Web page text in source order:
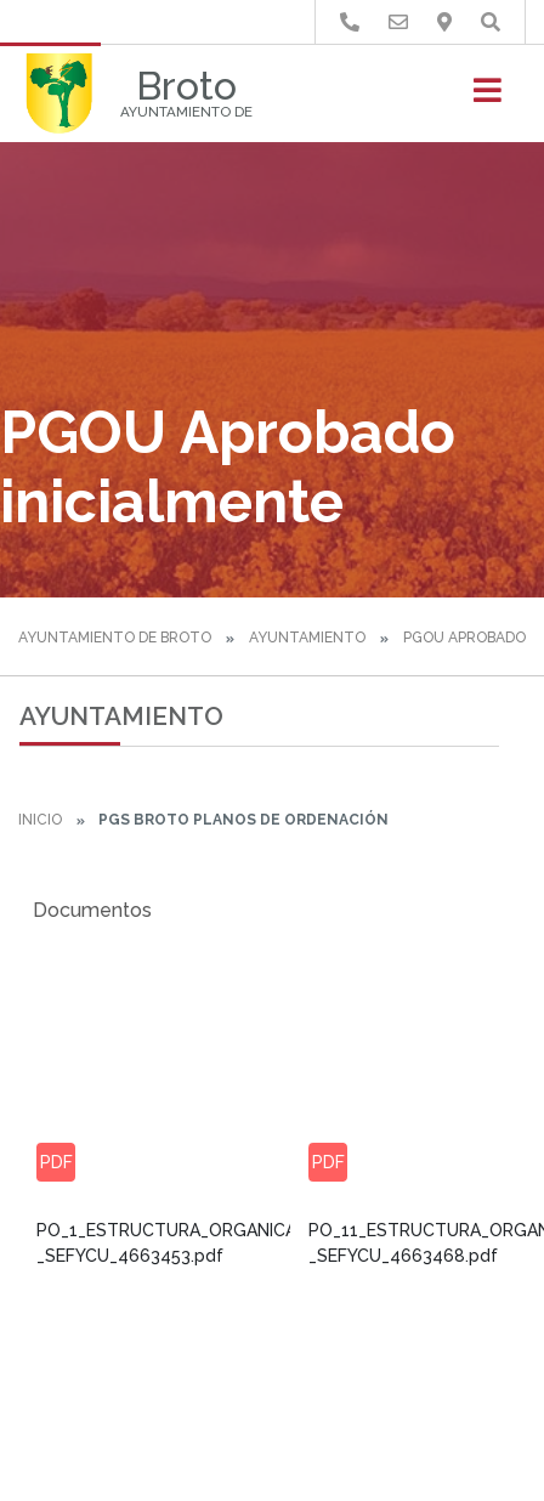
Broto
AYUNTAMIENTO DE
Buscar
PGOU Aprobado
inicialmente
AYUNTAMIENTO DE BROTO AYUNTAMIENTO PGOU APROBADO
AYUNTAMIENTO
INICIO PGS BROTO PLANOS DE ORDENACIÓN
Documentos
PDF
PO_1_ESTRUCTURA_ORGANICA_-
_SEFYCU_4663453.pdf
PDF
_SEFYCU_4663468.pdf